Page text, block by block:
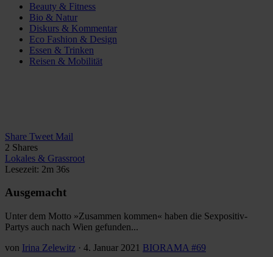
Beauty & Fitness
Bio & Natur
Diskurs & Kommentar
Eco Fashion & Design
Essen & Trinken
Reisen & Mobilität
Share Tweet Mail
2 Shares
Lokales & Grassroot
Lesezeit: 2m 36s
Ausgemacht
Unter dem Motto »Zusammen kommen« haben die Sexpositiv-
Partys auch nach Wien gefunden...
von Irina Zelewitz · 4. Januar 2021 BIORAMA #69